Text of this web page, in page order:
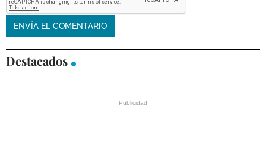
Destacados